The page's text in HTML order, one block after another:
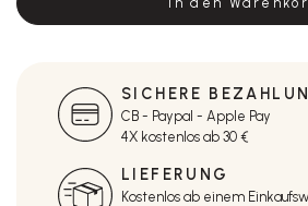
SICHERE
CB - Paypal - Apple Pay
4X kostenlos ab 30 €
LIEFERUNG
Kostenlos ab einem